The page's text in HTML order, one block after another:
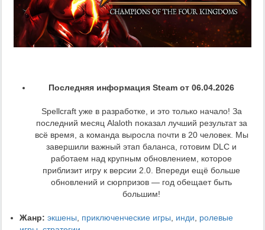
Последняя информация Steam от 06.04.2026
Spellcraft уже в разработке, и это только начало! За
последний месяц Alaloth показал лучший результат за
всё время, а команда выросла почти в 20 человек. Мы
завершили важный этап баланса, готовим DLC и
работаем над крупным обновлением, которое
приблизит игру к версии 2.0. Впереди ещё больше
обновлений и сюрпризов — год обещает быть
большим!
Жанр: экшены приключенческие игры инди
ролевые